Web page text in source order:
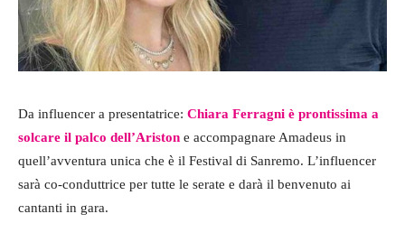
Da influencer a presentatrice: Chiara Ferragni è prontissima a
solcare il palco dell’Ariston e accompagnare Amadeus in
quell’avventura unica che è il Festival di Sanremo. L’influencer
sarà co-conduttrice per tutte le serate e darà il benvenuto ai
cantanti in gara.